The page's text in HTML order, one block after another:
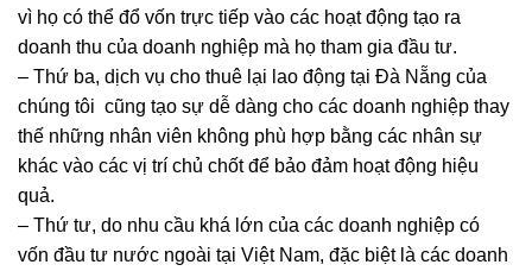
vì họ có thể đổ vốn trực tiếp vào các hoạt động tạo ra
doanh thu của doanh nghiệp mà họ tham gia đầu tư.
– Thứ ba, dịch vụ cho thuê lại lao động tại Đà Nẵng của
chúng tôi cũng tạo sự dễ dàng cho các doanh nghiệp thay
thế những nhân viên không phù hợp bằng các nhân sự
khác vào các vị trí chủ chốt để bảo đảm hoạt động hiệu
quả.
– Thứ tư, do nhu cầu khá lớn của các doanh nghiệp có
vốn đầu tư nước ngoài tại Việt Nam, đặc biệt là các doanh